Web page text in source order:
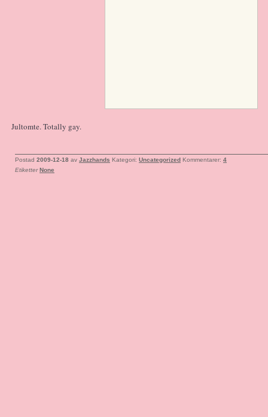
Jultomte. Totally gay.
Postad 2009-12-18 av Jazzhands Kategori: Uncategorized Kommentarer: 4
Etiketter None